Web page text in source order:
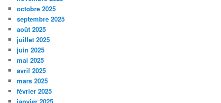
octobre 2025
septembre 2025
août 2025
juillet 2025
juin 2025
mai 2025
avril 2025
mars 2025
février 2025